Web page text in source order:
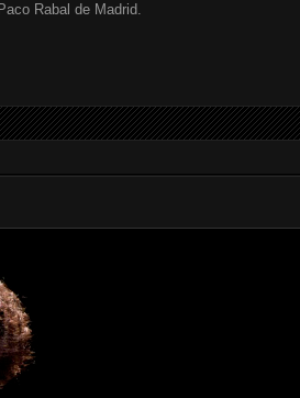
Rabal de Madrid.